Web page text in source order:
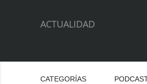
ACTUALIDAD
CATEGORÍAS